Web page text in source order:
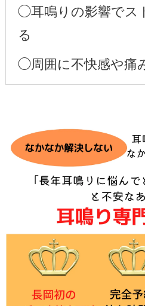
◯耳鳴りの影響でス
る
◯周囲に不快感や痛